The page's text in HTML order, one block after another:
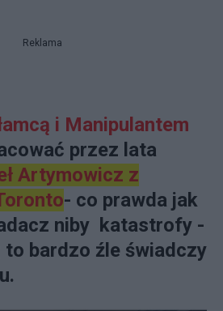
Reklama
i Manipulantem
przez lata
Artymowicz z
- co prawda jak
niby katastrofy -
to bardzo źle świadczy